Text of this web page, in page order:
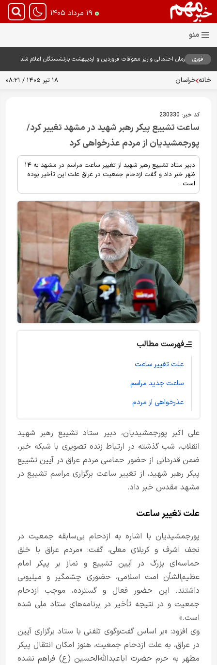
۱۹ مرداد ۱۴۰۵
فوری زمان احتمالی واریز معوقات فروردین و اردیبهشت بازنشستگان اعلام شد
خانه خراسان ۱۸ تیر ۱۴۰۵ / ۰۸:۲۱
کد خبر: 230330
ساعت تشییع پیکر رهبر شهید در مشهد تغییر کرد/
پورجمشیدیان از مردم عذرخواهی کرد
دبیر ستاد تشییع رهبر شهید از تغییر ساعت مراسم در مشهد به ۱۴
ظهر خبر داد و گفت ازدحام جمعیت در عراق علت این تأخیر بوده
است.
فهرست مطالب
علت تغییر ساعت
ساعت جدید مراسم
عذرخواهی از مردم
علی اکبر پورجمشیدیان، دبیر ستاد تشییع رهبر شهید
انقلاب، شب گذشته در ارتباط زنده تصویری با شبکه خبر،
ضمن قدردانی از حضور حماسی مردم عراق در آیین تشییع
پیکر رهبر شهید، از تغییر ساعت برگزاری مراسم تشییع در
مشهد مقدس خبر داد.
علت تغییر ساعت
پورجمشیدیان با اشاره به ازدحام بی‌سابقه جمعیت در
نجف اشرف و کربلای معلی، گفت: «مردم عراق با خلق
حماسه‌ای بزرگ در آیین تشییع و نماز بر پیکر امام
عظیم‌الشأن امت اسلامی، حضوری چشمگیر و میلیونی
داشتند. این حضور فعال و گسترده، موجب ازدحام
جمعیت و در نتیجه تأخیر در برنامه‌های ستاد ملی شده
است.»
وی افزود: «بر اساس گفت‌وگوی تلفنی با ستاد برگزاری آیین
در عراق، به علت ازدحام جمعیت، هنوز امکان انتقال پیکر
مطهر به حرم حضرت اباعبدالله‌الحسین (ع) فراهم نشده